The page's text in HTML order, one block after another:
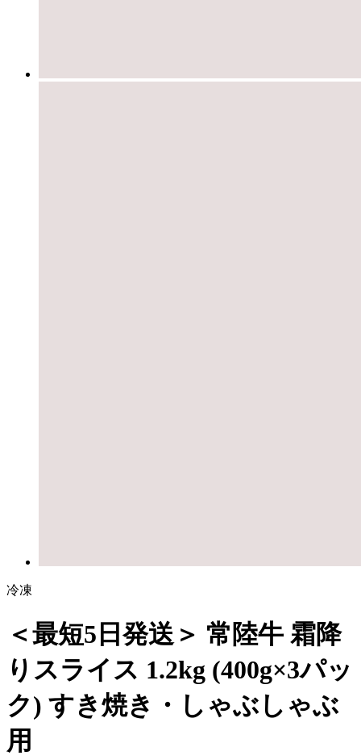
冷凍
＜最短5日発送＞ 常陸牛 霜降
りスライス 1.2kg (400g×3パッ
ク) すき焼き・しゃぶしゃぶ
用